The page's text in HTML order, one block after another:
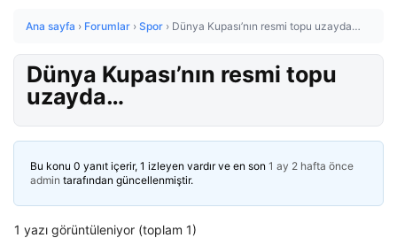
Ana sayfa › Forumlar › Spor › Dünya Kupası’nın resmi topu uzayda…
Dünya Kupası’nın resmi topu
uzayda…
Bu konu 0 yanıt içerir, 1 izleyen vardır ve en son 1 ay 2 hafta önce
admin tarafından güncellenmiştir.
1 yazı görüntüleniyor (toplam 1)